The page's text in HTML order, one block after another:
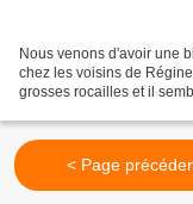
Nous venons d'avoir une
chez les voisins de
grosses rocailles et il
< Page